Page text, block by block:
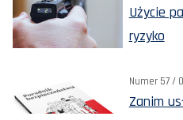
Użycie
ryzyko
Numer 57 /
Zanim